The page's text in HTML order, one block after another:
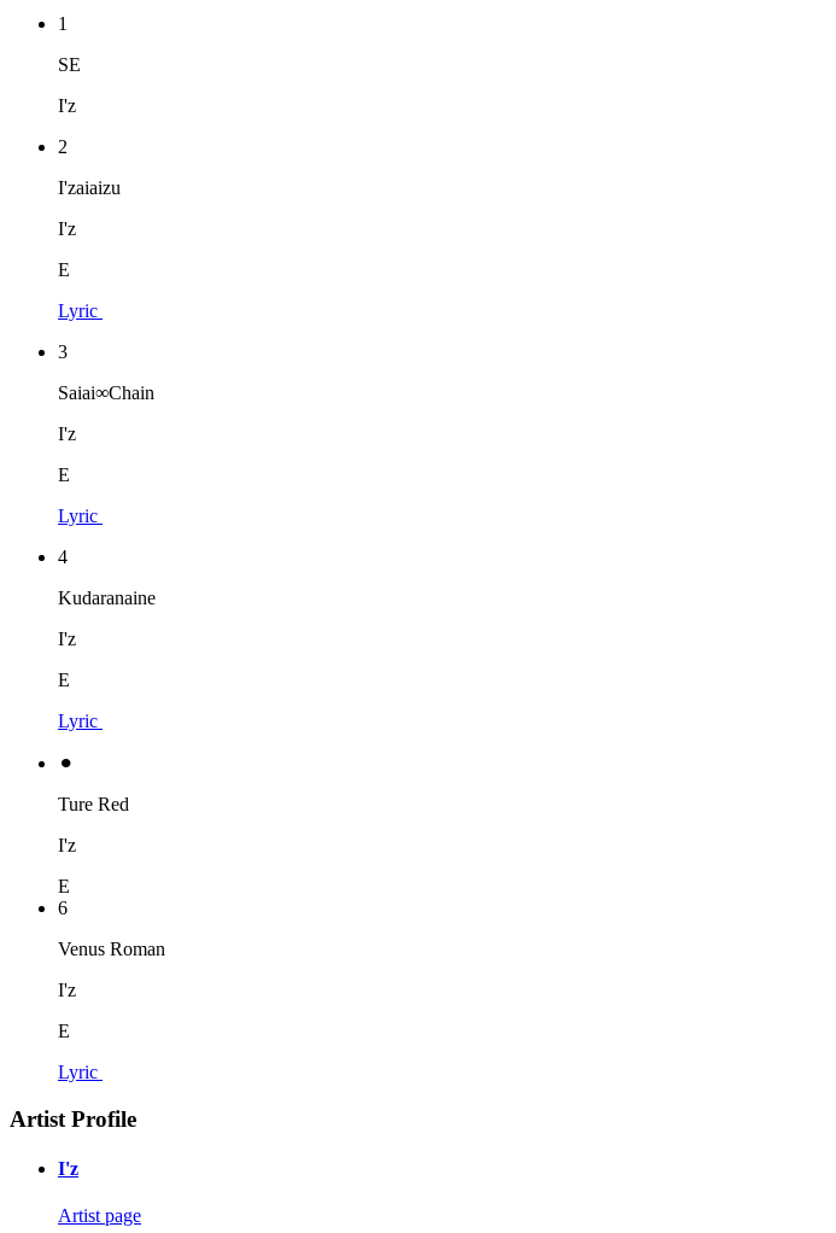
1
SE
I'z
2
I'zaiaizu
I'z
E
Lyric
3
Saiai∞Chain
I'z
E
Lyric
4
Kudaranaine
I'z
E
Lyric
⚫︎
Ture Red
I'z
E
6
Venus Roman
I'z
E
Lyric
Artist Profile
I'z
Artist page